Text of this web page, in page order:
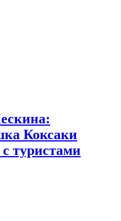
Коксаки
туристами